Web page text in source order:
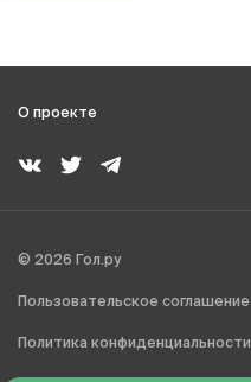
О проекте
© 2026 Гол.ру
Пользовательское соглашение
Политика конфиденциальности